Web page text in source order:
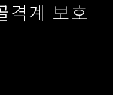
격계 보호